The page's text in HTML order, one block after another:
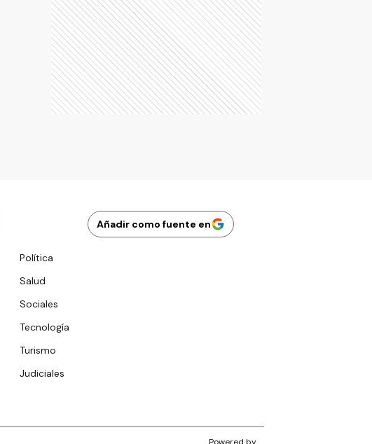
Añadir como fuente en
Política
Salud
Sociales
Tecnología
Turismo
Judiciales